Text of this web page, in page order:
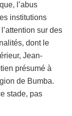
l’abus
institutions
sur des
dont le
Jean-
présumé à
de Bumba.
stade, pas